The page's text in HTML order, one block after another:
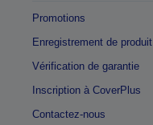
Promotions
Enregistrement de produit
Vérification de garantie
Inscription à CoverPlus
Contactez-nous